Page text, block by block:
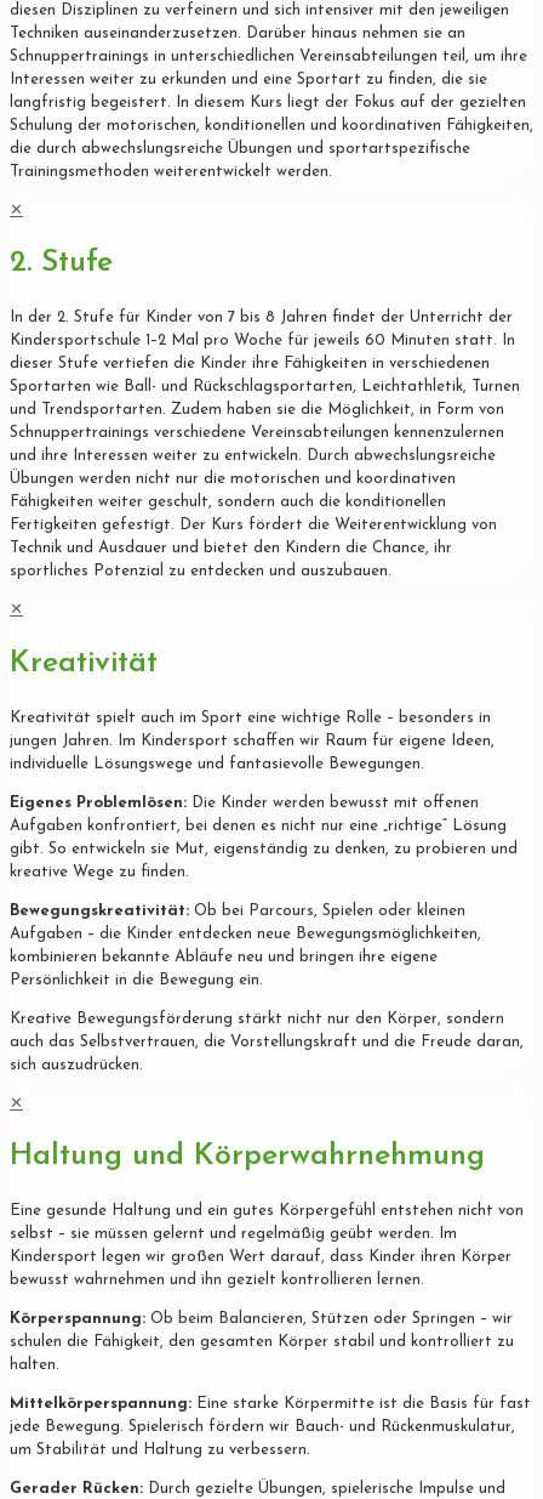
diesen Disziplinen zu verfeinern und sich intensiver mit den jeweiligen
Techniken auseinanderzusetzen. Darüber hinaus nehmen sie an
Schnuppertrainings in unterschiedlichen Vereinsabteilungen teil, um ihre
Interessen weiter zu erkunden und eine Sportart zu finden, die sie
langfristig begeistert. In diesem Kurs liegt der Fokus auf der gezielten
Schulung der motorischen, konditionellen und koordinativen Fähigkeiten,
die durch abwechslungsreiche Übungen und sportartspezifische
Trainingsmethoden weiterentwickelt werden.
✕
2. Stufe
In der 2. Stufe für Kinder von 7 bis 8 Jahren findet der Unterricht der
Kindersportschule 1–2 Mal pro Woche für jeweils 60 Minuten statt. In
dieser Stufe vertiefen die Kinder ihre Fähigkeiten in verschiedenen
Sportarten wie Ball- und Rückschlagsportarten, Leichtathletik, Turnen
und Trendsportarten. Zudem haben sie die Möglichkeit, in Form von
Schnuppertrainings verschiedene Vereinsabteilungen kennenzulernen
und ihre Interessen weiter zu entwickeln. Durch abwechslungsreiche
Übungen werden nicht nur die motorischen und koordinativen
Fähigkeiten weiter geschult, sondern auch die konditionellen
Fertigkeiten gefestigt. Der Kurs fördert die Weiterentwicklung von
Technik und Ausdauer und bietet den Kindern die Chance, ihr
sportliches Potenzial zu entdecken und auszubauen.
✕
Kreativität
Kreativität spielt auch im Sport eine wichtige Rolle – besonders in
jungen Jahren. Im Kindersport schaffen wir Raum für eigene Ideen,
individuelle Lösungswege und fantasievolle Bewegungen.
Eigenes Problemlösen: Die Kinder werden bewusst mit offenen
Aufgaben konfrontiert, bei denen es nicht nur eine „richtige“ Lösung
gibt. So entwickeln sie Mut, eigenständig zu denken, zu probieren und
kreative Wege zu finden.
Bewegungskreativität: Ob bei Parcours, Spielen oder kleinen
Aufgaben – die Kinder entdecken neue Bewegungsmöglichkeiten,
kombinieren bekannte Abläufe neu und bringen ihre eigene
Persönlichkeit in die Bewegung ein.
Kreative Bewegungsförderung stärkt nicht nur den Körper, sondern
auch das Selbstvertrauen, die Vorstellungskraft und die Freude daran,
sich auszudrücken.
✕
Haltung und Körperwahrnehmung
Eine gesunde Haltung und ein gutes Körpergefühl entstehen nicht von
selbst – sie müssen gelernt und regelmäßig geübt werden. Im
Kindersport legen wir großen Wert darauf, dass Kinder ihren Körper
bewusst wahrnehmen und ihn gezielt kontrollieren lernen.
Körperspannung: Ob beim Balancieren, Stützen oder Springen – wir
schulen die Fähigkeit, den gesamten Körper stabil und kontrolliert zu
halten.
Mittelkörperspannung: Eine starke Körpermitte ist die Basis für fast
jede Bewegung. Spielerisch fördern wir Bauch- und Rückenmuskulatur,
um Stabilität und Haltung zu verbessern.
Gerader Rücken: Durch gezielte Übungen, spielerische Impulse und